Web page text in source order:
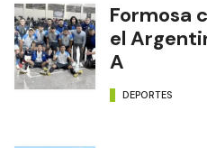
Formosa
el
A
DEPORTES